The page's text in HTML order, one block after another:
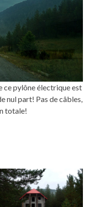
ce pylône électrique est
nul part! Pas de câbles,
totale!